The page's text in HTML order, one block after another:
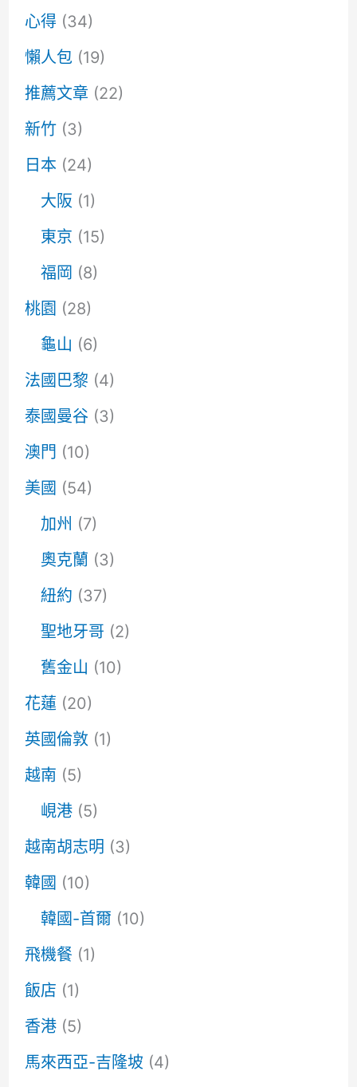
心得 (34)
懶人包 (19)
推薦文章 (22)
新竹(3)
日本 (24)
大阪 (1)
東京 (15)
福岡 (8)
桃園 (28)
龜山 (6)
法國巴黎 (4)
泰國曼谷 (3)
澳門 (10)
美國 (54)
加州 (7)
奧克蘭 (3)
紐約 (37)
聖地牙哥 (2)
舊金山 (10)
花蓮 (20)
英國倫敦 (1)
越南 (5)
峴港(5)
越南胡志明 (3)
韓國 (10)
韓國-首爾 (10)
飛機餐 (1)
飯店 (1)
香港(5)
馬來西亞-吉隆坡 (4)